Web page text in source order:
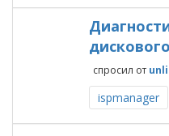
спросил от
ispmanager